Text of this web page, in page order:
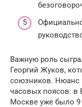
Важную роль
Георгий Жуков,
союзников. Нюанс
часовых поясов: в
Москве уже было